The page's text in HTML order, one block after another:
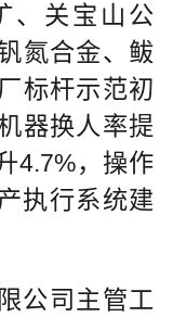
、关宝山公
氮合金、鲅
标杆示范初
器换人率提
4.7%，操作
执行系统建
公司主管工